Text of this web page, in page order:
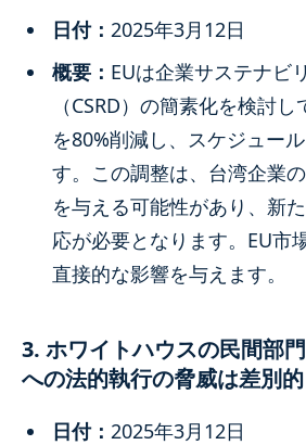
日付： 2025年3月12日
概要： EUは企業サステナビ
（CSRD）の簡素化を検討
を80%削減し、スケジュー
す。この調整は、台湾企業
を与える可能性があり、新
応が必要となります。EU市
直接的な影響を与えます。
3. ホワイトハウスの民間部
への法的執行の脅威は差別
日付： 2025年3月12日